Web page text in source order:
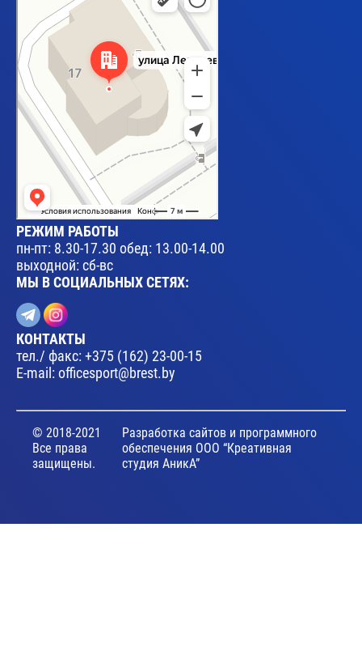
РЕЖИМ РАБОТЫ
пн-пт: 8.30-17.30 обед: 13.00-14.00
выходной: сб-вс
МЫ В СОЦИАЛЬНЫХ СЕТЯХ:
КОНТАКТЫ
тел./ факс:+375 (162) 23-00-15
E-mail: officesport@brest.by
© 2018-2021
Все права
защищены.
Разработка сайтов и программного
обеспечения ООО “Креативная
студия АникА”